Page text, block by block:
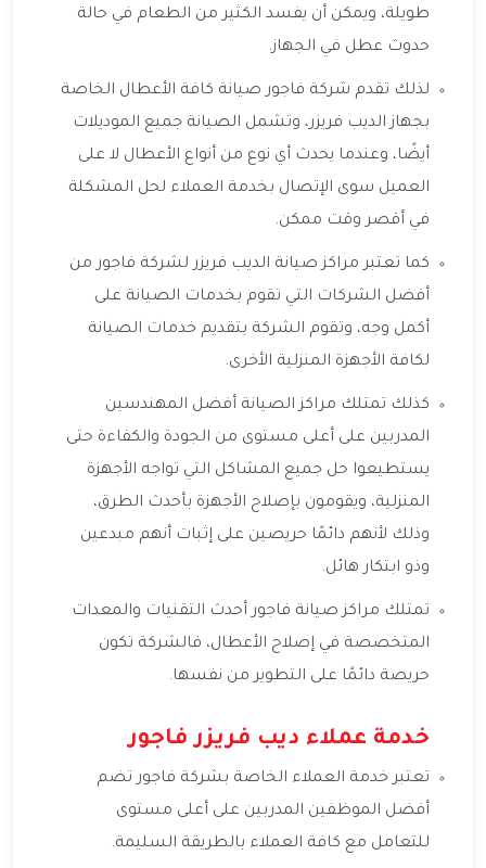
طويلة، ويمكن أن يفسد الكثير من الطعام في حالة
حدوث عطل في الجهاز.
لذلك تقدم شركة فاجور صيانة كافة الأعطال الخاصة
بجهاز الديب فريزر، وتشمل الصيانة جميع الموديلات
أيضًا، وعندما يحدث أي نوع من أنواع الأعطال لا على
العميل سوى الإتصال بخدمة العملاء لحل المشكلة
في أقصر وقت ممكن.
كما تعتبر مراكز صيانة الديب فريزر لشركة فاجور من
أفضل الشركات التي تقوم بخدمات الصيانة على
أكمل وجه، وتقوم الشركة بتقديم خدمات الصيانة
لكافة الأجهزة المنزلية الأخرى.
كذلك تمتلك مراكز الصيانة أفضل المهندسين
المدربين على أعلى مستوى من الجودة والكفاءة حتى
يستطيعوا حل جميع المشاكل التي تواجه الأجهزة
المنزلية، ويقومون بإصلاح الأجهزة بأحدث الطرق،
وذلك لأنهم دائمًا حريصين على إثبات أنهم مبدعين
وذو ابتكار هائل.
تمتلك مراكز صيانة فاجور أحدث التقنيات والمعدات
المتخصصة في إصلاح الأعطال، فالشركة تكون
حريصة دائمًا على التطوير من نفسها.
خدمة عملاء ديب فريزر فاجور
تعتبر خدمة العملاء الخاصة بشركة فاجور تضم
أفضل الموظفين المدربين على أعلى مستوى
للتعامل مع كافة العملاء بالطريقة السليمة.